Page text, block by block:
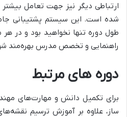
ارتباطی دیگر نیز جهت تعامل بیشتر
شده است. این سیستم پشتیبانی
طول دوره تنها نخواهید بود و در هر
راهنمایی و تخصص مدرس بهره‌مند
دوره های مرتبط
برای تکمیل دانش و مهارت‌های
ساز، علاوه بر آموزش ترسیم